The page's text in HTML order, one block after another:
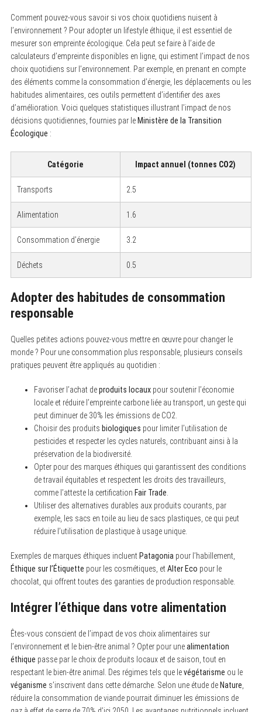
Comment pouvez-vous savoir si vos choix quotidiens nuisent à
l’environnement ? Pour adopter un lifestyle éthique, il est essentiel de
mesurer son empreinte écologique. Cela peut se faire à l’aide de
calculateurs d’empreinte disponibles en ligne, qui estiment l’impact de nos
choix quotidiens sur l’environnement. Par exemple, en prenant en compte
des éléments comme la consommation d’énergie, les déplacements ou les
habitudes alimentaires, ces outils permettent d’identifier des axes
d’amélioration. Voici quelques statistiques illustrant l’impact de nos
décisions quotidiennes, fournies par le Ministère de la Transition
Écologique :
Catégorie Impact annuel (tonnes CO2)
Transports 2.5
Alimentation 1.6
Consommation d’énergie 3.2
Déchets 0.5
Adopter des habitudes de consommation
responsable
Quelles petites actions pouvez-vous mettre en œuvre pour changer le
monde ? Pour une consommation plus responsable, plusieurs conseils
pratiques peuvent être appliqués au quotidien :
Favoriser l’achat deproduits locauxpour soutenir l’économie
locale et réduire l’empreinte carbone liée au transport, un geste qui
peut diminuer de 30% les émissions de CO2.
Choisir des produits biologiques pour limiter l’utilisation de
pesticides et respecter les cycles naturels, contribuant ainsi à la
préservation de la biodiversité.
Opter pour des marques éthiques qui garantissent des conditions
de travail équitables et respectent les droits des travailleurs,
comme l’atteste la certification Fair Trade
Utiliser des alternatives durables aux produits courants, par
exemple, les sacs en toile au lieu de sacs plastiques, ce qui peut
réduire l’utilisation de plastique à usage unique.
Exemples de marques éthiques incluent Patagonia pour l’habillement,
Éthique sur l’Étiquette pour les cosmétiques, etAlter Eco pour le
chocolat, qui offrent toutes des garanties de production responsable.
Intégrer l’éthique dans votre alimentation
Êtes-vous conscient de l’impact de vos choix alimentaires sur
l’environnement et le bien-être animal ? Opter pour unealimentation
éthique passe par le choix de produits locaux et de saison, tout en
respectant le bien-être animal. Des régimes tels que levégétarisme ou le
véganisme s’inscrivent dans cette démarche. Selon une étude de Nature
réduire la consommation de viande pourrait diminuer les émissions de
S